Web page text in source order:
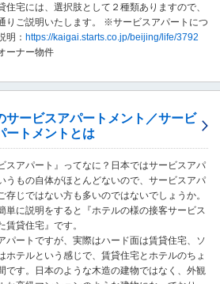
住宅には、選択肢として２種類ありますので、
りご説明いたします。 ※サービスアパートにつ
明： https://kaigai.starts.co.jp/beijing/life/3792
ーナー物件
サービスアパートメント／サービ
ートメントとは
スアパート』ってなに？日本ではサービスアパ
うもの自体がほとんどないので、サービスアパ
存じではない方も多いのではないでしょうか。
単に説明をすると『ホテルの様の接客サービス
賃貸住宅』です。
パートですが、実際はハード面は賃貸住宅、ソ
ホテルという感じで、賃貸住宅とホテルのちょ
です。日本のような木造の建物ではなく、外観